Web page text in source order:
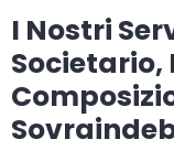
I Nostri